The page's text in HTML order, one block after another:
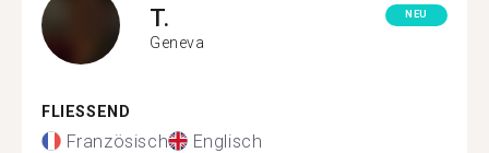
T.
Geneva
NEU
FLIESSEND
Französisch Englisch